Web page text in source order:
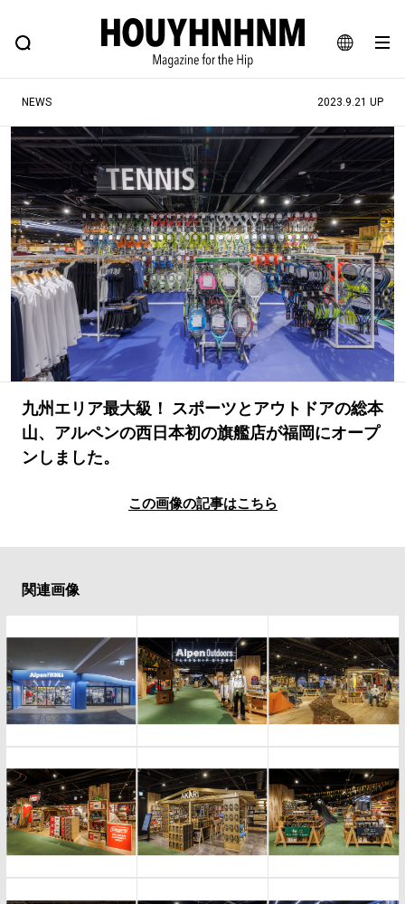
JA
EN
FEATURE BLOG SNAP
ヒップなファッション、カルチャー、ライフスタイルWEBマガジン
#注目のタグ
#SHOPPING ADDICT #憧れの逸品
#ESSENTIAL DESIGNS #古着サミット
#NEW VINTAGE #マイナーグッド図鑑
#路地裏てぃーん。 #MONTHLY JOURNAL
#GH 銘品の所以 #フイナムのYouTube
#Commune H #FOCUS IT #AH.H
#ととけん #FASHION #MUSIC #MOVIE
#LIFESTYLE #SNEAKER #OUTDOOR
#SPORTS #HANDSOME HANDBOOK
NEWS 2023.9.21 UP
九州エリア最大級！ スポーツとアウトドアの総本
山、アルペンの西日本初の旗艦店が福岡にオープ
ンしました。
この画像の記事はこちら
関連画像